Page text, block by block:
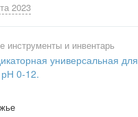
2023
инструменты и инвентарь
универсальная для
0-12.